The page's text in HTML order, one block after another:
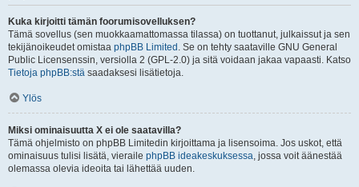
Kuka kirjoitti tämän foorumisovelluksen?
Tämä sovellus (sen muokkaamattomassa tilassa) on tuottanut, julkaissut ja sen
tekijänoikeudet omistaa phpBB Limited . Se on tehty saataville GNU General
Public Licensenssin, versiolla 2 (GPL-2.0) ja sitä voidaan jakaa vapaasti. Katso
Tietoja phpBB:stä saadaksesi lisätietoja.
Ylös
Miksi ominaisuutta X ei ole saatavilla?
Tämä ohjelmisto on phpBB Limitedin kirjoittama ja lisensoima. Jos uskot, että
ominaisuus tulisi lisätä, vieraile phpBB ideakeskuksessa, jossa voit äänestää
olemassa olevia ideoita tai lähettää uuden.